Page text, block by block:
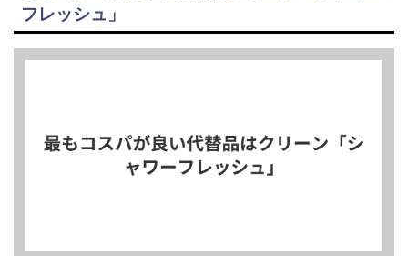
フレッシュ」